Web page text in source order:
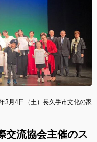
3月4日（土）長久手市文化の家
交流協会主催のス